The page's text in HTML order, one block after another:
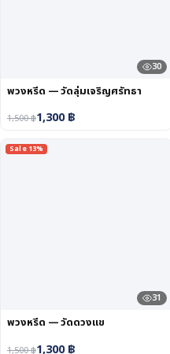
30
พวงหรีด — วัดลุ่มเจริญศรัทธา
1,500฿1,300฿
Sale 13%
31
พวงหรีด — วัดดวงแข
1,500฿1,300฿